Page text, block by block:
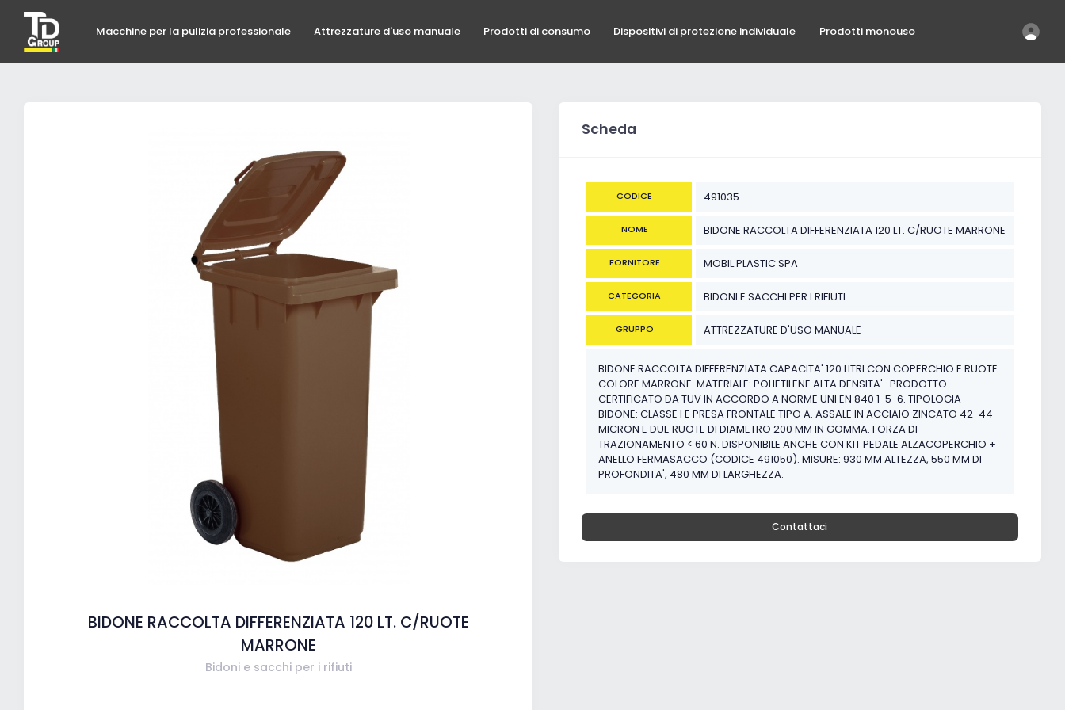
Macchine per la pulizia professionale Attrezzature d'uso manuale Prodotti di consumo Dispositivi di protezione individuale Prodotti monouso
BIDONE RACCOLTA DIFFERENZIATA 120 LT. C/RUOTE
MARRONE
Bidoni e sacchi per i rifiuti
Scheda
CODICE 491035
NOME BIDONE RACCOLTA DIFFERENZIATA 120 LT. C/RUOTE MARRONE
FORNITORE MOBIL PLASTIC SPA
CATEGORIA BIDONI E SACCHI PER I RIFIUTI
GRUPPO ATTREZZATURE D'USO MANUALE
BIDONE RACCOLTA DIFFERENZIATA CAPACITA' 120 LITRI CON COPERCHIO E RUOTE.
COLORE MARRONE. MATERIALE: POLIETILENE ALTA DENSITA' . PRODOTTO
CERTIFICATO DA TUV IN ACCORDO A NORME UNI EN 840 1-5-6. TIPOLOGIA
BIDONE: CLASSE I E PRESA FRONTALE TIPO A. ASSALE IN ACCIAIO ZINCATO 42-44
MICRON E DUE RUOTE DI DIAMETRO 200 MM IN GOMMA. FORZA DI
TRAZIONAMENTO < 60 N. DISPONIBILE ANCHE CON KIT PEDALE ALZACOPERCHIO +
ANELLO FERMASACCO (CODICE 491050). MISURE: 930 MM ALTEZZA, 550 MM DI
PROFONDITA', 480 MM DI LARGHEZZA.
Contattaci